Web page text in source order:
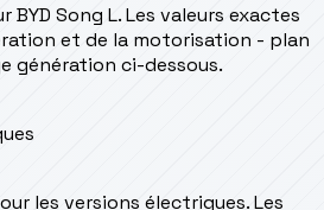
BYD Song L. Les valeurs exactes
et de la motorisation - plan
génération ci-dessous.
les versions électriques. Les